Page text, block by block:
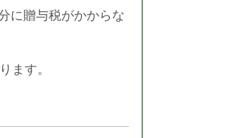
に贈与税がかからな
ます。